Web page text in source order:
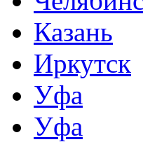
Казань
Иркутск
Уфа
Уфа